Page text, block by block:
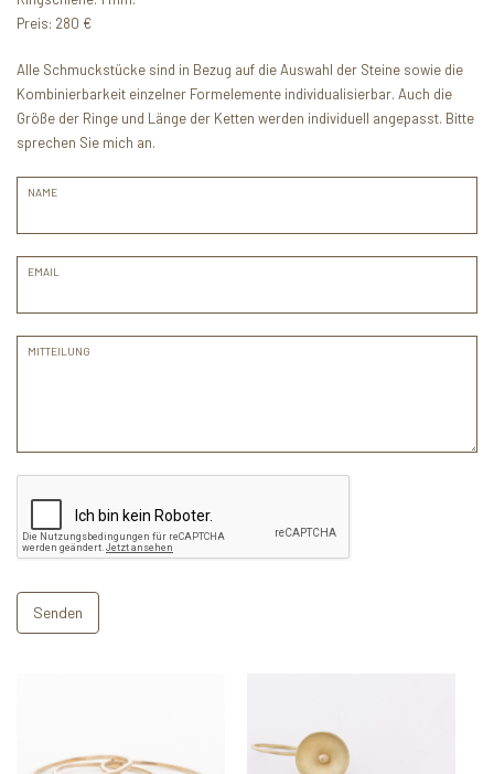
Preis: 280 €
Alle Schmuckstücke sind in Bezug auf die Auswahl der Steine sowie die
Kombinierbarkeit einzelner Formelemente individualisierbar. Auch die
Größe der Ringe und Länge der Ketten werden individuell angepasst. Bitte
sprechen Sie mich an.
NAME
EMAIL
MITTEILUNG
Senden